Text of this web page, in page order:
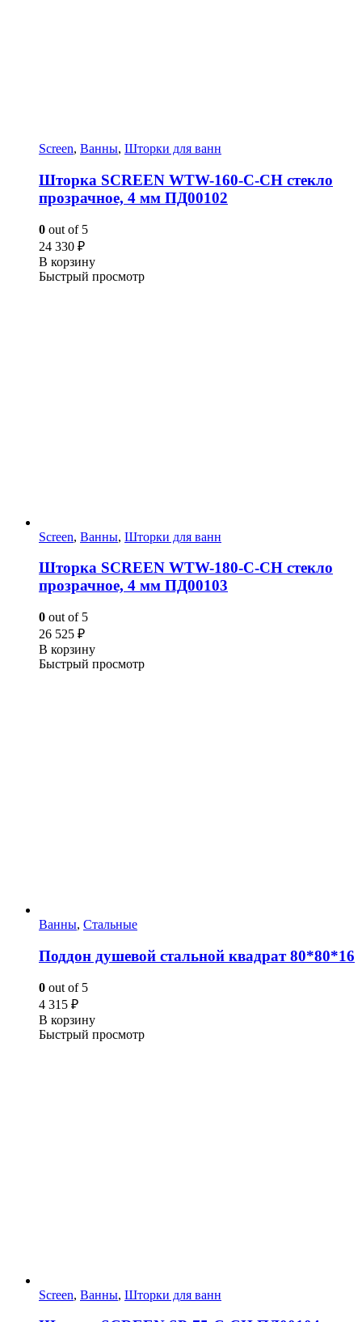
Screen, Ванны, Шторки для ванн
Шторка SCREEN WTW-160-C-CH стекло
прозрачное, 4 мм ПД00102
0 out of 5
24 330 ₽
В корзину
Быстрый просмотр
Screen, Ванны, Шторки для ванн
Шторка SCREEN WTW-180-C-CH стекло
прозрачное, 4 мм ПД00103
0 out of 5
26 525 ₽
В корзину
Быстрый просмотр
Ванны, Стальные
Поддон душевой стальной квадрат 80*80*16
0 out of 5
4 315 ₽
В корзину
Быстрый просмотр
Screen, Ванны, Шторки для ванн